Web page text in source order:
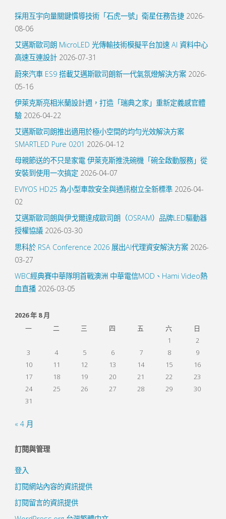
採用互宇向量關鍵慣導技術「石虎一號」衛星任務告捷 2026-
08-06
艾邁斯歐司朗 MicroLED 光傳輸技術模擬平台加速 AI 資料中心
高速互連設計 2026-07-31
蔚來汽車 ES9 搭載艾邁斯歐司朗新一代氣氛燈解決方案 2026-
05-16
伊萊克斯亮相米蘭設計週，打造「瑞典之家」重新定義感官體
驗 2026-04-22
艾邁斯歐司朗推出適用於極小空間的均勻光效解決方案
SMARTLED Pure 0201 2026-04-12
母親節送的不只是家電 伊萊克斯推洗碗機「碗全啟動服務」從
安裝到使用一次搞定 2026-04-07
EVIYOS HD25 為小型車款安全與通訊樹立全新標準 2026-04-
02
艾邁斯歐司朗與伊戈爾達成歐司朗（OSRAM）品牌LED驅動器
授權協議 2026-03-30
思科於 RSA Conference 2026 展出AI代理資安解決方案 2026-
03-27
WBC經典賽中華隊明首戰澳洲 中華電信MOD、Hami Video熱
血直播 2026-03-05
2026 年 8 月
一
二 三 四 五 六
日
1
2
3
4 5 6 7 8
9
10
11 12 13 14 15
16
17
18 19 20 21 22
23
24
25 26 27 28 29
30
31
« 4 月
訂閱與管理
登入
訂閱網站內容的資訊提供
訂閱留言的資訊提供